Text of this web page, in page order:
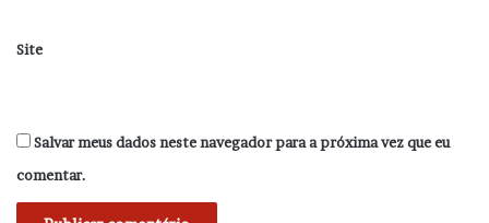
Site
Salvar meus dados neste navegador para a próxima vez que eu
comentar.